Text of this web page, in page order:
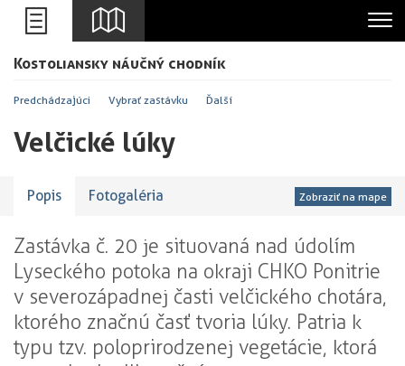
+
-
Kostoliansky náučný chodník
Predchádzajúci Vybrať zastávku Ďalší
Velčické lúky
Popis Fotogaléria Zobraziť na mape
Zastávka č. 20 je situovaná nad údolím
Lyseckého potoka na okraji CHKO Ponitrie
v severozápadnej časti velčického chotára,
ktorého značnú časť tvoria lúky. Patria k
typu tzv. poloprirodzenej vegetácie, ktorá